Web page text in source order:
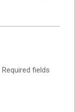
Required fields